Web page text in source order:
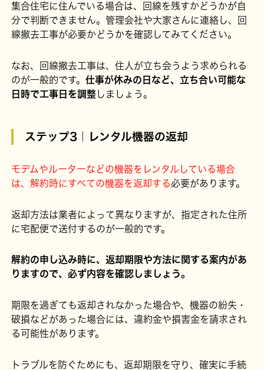
集合住宅に住んでいる場合は、回線を残すかどうかが自
分で判断できません。管理会社や大家さんに連絡し、回
線撤去工事が必要かどうかを確認してみてください。
なお、回線撤去工事は、住人が立ち会うよう求められる
のが一般的です。仕事が休みの日など、立ち合い可能な
日時で工事日を調整しましょう。
ステップ3｜レンタル機器の返却
モデムやルーターなどの機器をレンタルしている場合
は、解約時にすべての機器を返却する必要があります。
返却方法は業者によって異なりますが、指定された住所
に宅配便で送付するのが一般的です。
解約の申し込み時に、返却期限や方法に関する案内があ
りますので、必ず内容を確認しましょう。
期限を過ぎても返却されなかった場合や、機器の紛失・
破損などがあった場合には、違約金や損害金を請求され
る可能性があります。
トラブルを防ぐためにも、返却期限を守り、確実に手続